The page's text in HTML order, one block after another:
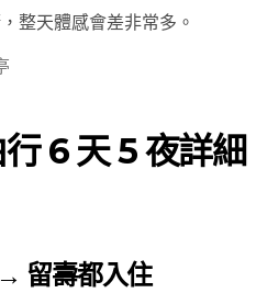
整天體感會差非常多。
6 天 5 夜詳細
留壽都入住